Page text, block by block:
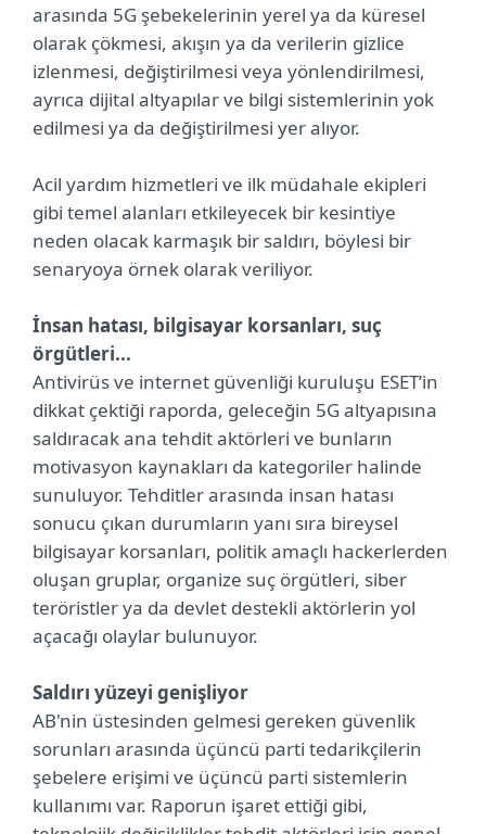
arasında 5G şebekelerinin yerel ya da küresel
olarak çökmesi, akışın ya da verilerin gizlice
izlenmesi, değiştirilmesi veya yönlendirilmesi,
ayrıca dijital altyapılar ve bilgi sistemlerinin yok
edilmesi ya da değiştirilmesi yer alıyor.
Acil yardım hizmetleri ve ilk müdahale ekipleri
gibi temel alanları etkileyecek bir kesintiye
neden olacak karmaşık bir saldırı, böylesi bir
senaryoya örnek olarak veriliyor.
İnsan hatası, bilgisayar korsanları, suç
örgütleri...
Antivirüs ve internet güvenliği kuruluşu ESET’in
dikkat çektiği raporda, geleceğin 5G altyapısına
saldıracak ana tehdit aktörleri ve bunların
motivasyon kaynakları da kategoriler halinde
sunuluyor. Tehditler arasında insan hatası
sonucu çıkan durumların yanı sıra bireysel
bilgisayar korsanları, politik amaçlı hackerlerden
oluşan gruplar, organize suç örgütleri, siber
teröristler ya da devlet destekli aktörlerin yol
açacağı olaylar bulunuyor.
Saldırı yüzeyi genişliyor
AB'nin üstesinden gelmesi gereken güvenlik
sorunları arasında üçüncü parti tedarikçilerin
şebelere erişimi ve üçüncü parti sistemlerin
kullanımı var. Raporun işaret ettiği gibi,